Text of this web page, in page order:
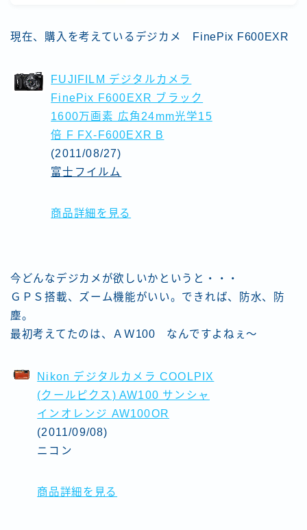
現在、購入を考えているデジカメ FinePix F600EXR
FUJIFILM デジタルカメラ
FinePix F600EXR ブラック
1600万画素 広角24mm光学15
倍 F FX-F600EXR B
(2011/08/27)
富士フイルム
商品詳細を見る
今どんなデジカメが欲しいかというと・・・
ＧＰＳ搭載、ズーム機能がいい。できれば、防水、防
塵。
最初考えてたのは、ＡＷ100 なんですよねぇ〜
Nikon デジタルカメラ COOLPIX
(クールピクス) AW100 サンシャ
インオレンジ AW100OR
(2011/09/08)
ニコン
商品詳細を見る